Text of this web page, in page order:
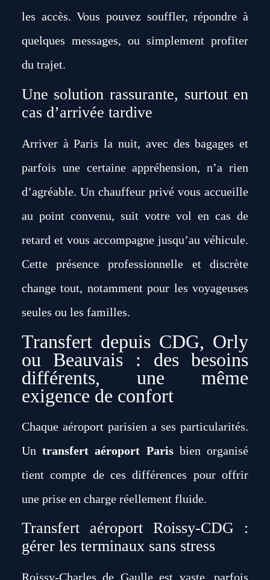
les accès. Vous pouvez souffler, répondre à
quelques messages, ou simplement profiter
du trajet.
Une solution rassurante, surtout en
cas d’arrivée tardive
Arriver à Paris la nuit, avec des bagages et
parfois une certaine appréhension, n’a rien
d’agréable. Un chauffeur privé vous accueille
au point convenu, suit votre vol en cas de
retard et vous accompagne jusqu’au véhicule.
Cette présence professionnelle et discrète
change tout, notamment pour les voyageuses
seules ou les familles.
Transfert depuis CDG, Orly
ou Beauvais : des besoins
différents, une même
exigence de confort
Chaque aéroport parisien a ses particularités.
Untransfert aéroport Parisbien organisé
tient compte de ces différences pour offrir
une prise en charge réellement fluide.
Transfert aéroport Roissy-CDG :
gérer les terminaux sans stress
Roissy-Charles de Gaulle est vaste, parfois